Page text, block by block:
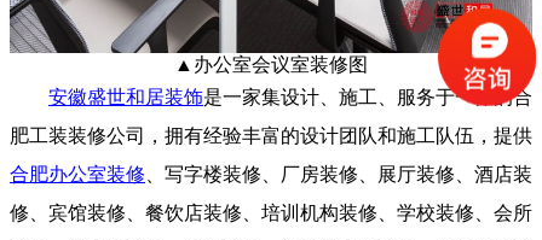
▲ 办公室会议室装修图
安徽盛世和居装饰是一家集设计、施工、服务于一体的合
肥工装装修公司， 拥有经验丰富的设计团队和施工队伍， 提供
合肥办公室装修 、写字楼装修、厂房装修、展厅装修、酒店装
修、 宾馆装修、 餐饮店装修、培训机构装修、学校装修、会所